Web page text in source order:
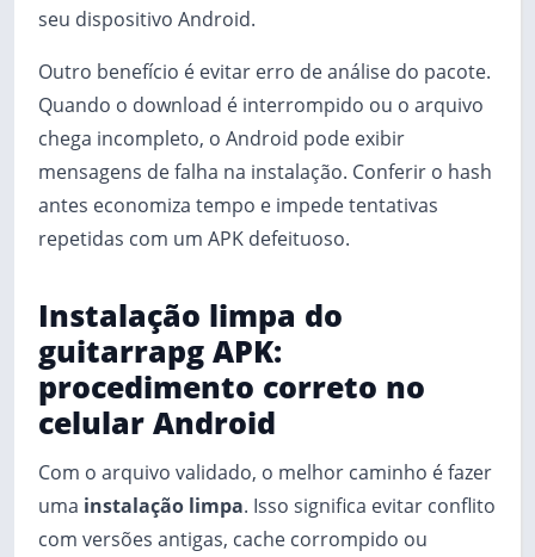
seu dispositivo Android.
Outro benefício é evitar erro de análise do pacote.
Quando o download é interrompido ou o arquivo
chega incompleto, o Android pode exibir
mensagens de falha na instalação. Conferir o hash
antes economiza tempo e impede tentativas
repetidas com um APK defeituoso.
Instalação limpa do
guitarrapg APK:
procedimento correto no
celular Android
Com o arquivo validado, o melhor caminho é fazer
uma instalação limpa. Isso significa evitar conflito
com versões antigas, cache corrompido ou